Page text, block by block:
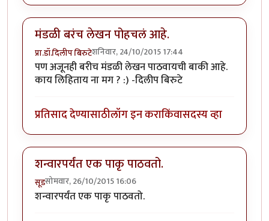
मंडळी बरंच लेखन पोहचलं आहे.
प्रा.डॉ.दिलीप बिरुटेशनिवार, 24/10/2015 17:44
पण अजूनही बरीच मंडळी लेखन पाठवायची बाकी आहे.
काय लिहिताय ना मग ? :) -दिलीप बिरुटे
प्रतिसाद देण्यासाठीलॉग इन कराकिंवासदस्य व्हा
शन्वारपर्यंत एक पाकृ पाठवतो.
सूडसोमवार, 26/10/2015 16:06
शन्वारपर्यंत एक पाकृ पाठवतो.